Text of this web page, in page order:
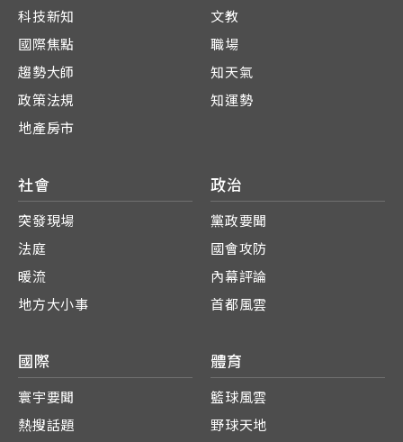
科技新知
國際焦點
趨勢大師
政策法規
地產房市
文教
職場
知天氣
知運勢
社會
突發現場
法庭
暖流
地方大小事
政治
黨政要聞
國會攻防
內幕評論
首都風雲
國際
寰宇要聞
熱搜話題
體育
籃球風雲
野球天地